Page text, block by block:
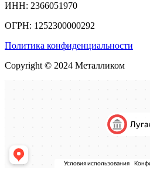
ИНН: 2366051970
ОГРН: 1252300000292
Политика конфиденциальности
Copyright © 2024 Металликом